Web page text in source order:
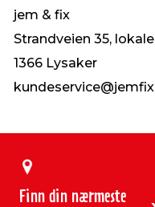
jem & fix
Strandveien 35, lokale
1366 Lysaker
Finn din nærmeste